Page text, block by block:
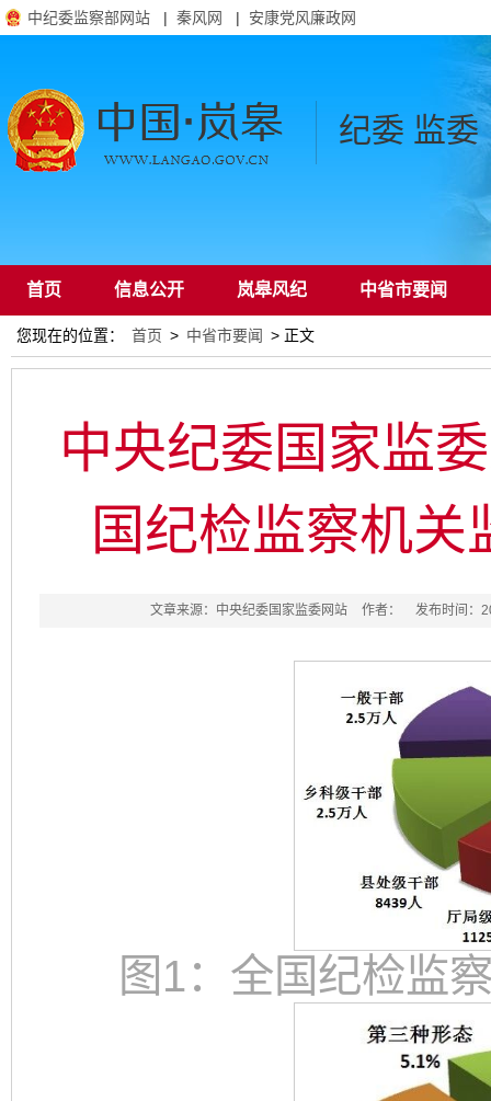
中纪委监察部网站 | 秦风网 | 安康党风廉政网
纪委 监委
首页 信息公开 岚皋风纪 中省市要闻
通知公告
您现在的位置： 首页 > 中省市要闻 > 正文
中央纪委国家监
国纪检监察机
文章来源：中央纪委国家监委网站 作者： 发布时间：
图1：全国纪检监